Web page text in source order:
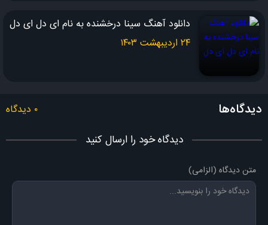
من یه دیوونم
شب و روزم یکیه
چاره ی دردم تویی آره
دانلود آهنگ سینا درخشنده به نام ای دل ای دل
۲۴ اردیبهشت ۱۴۰۳
دیدگاه‌ها ۰ دیدگاه
دیدگاه خود را ارسال کنید
متن دیدگاه (الزامی)